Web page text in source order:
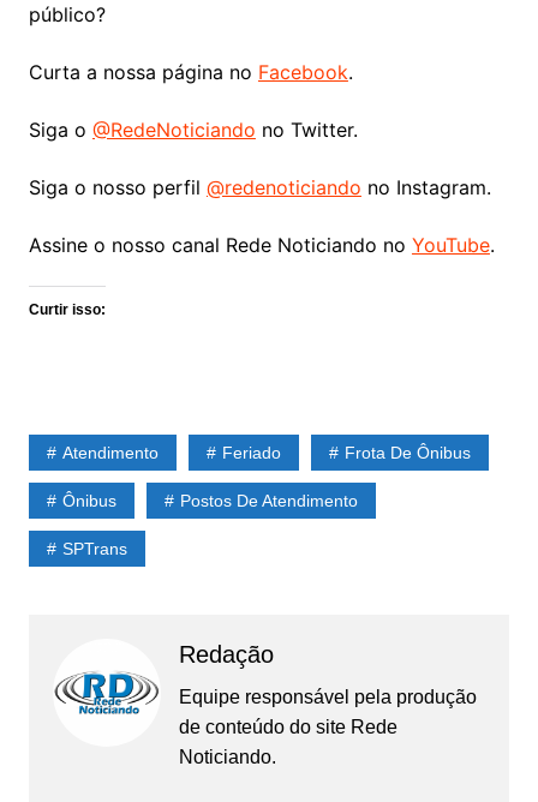
público?
Curta a nossa página no Facebook.
Siga o @RedeNoticiando no Twitter.
Siga o nosso perfil @redenoticiando no Instagram.
Assine o nosso canal Rede Noticiando no YouTube.
Curtir isso:
Atendimento Feriado Frota De Ônibus
Ônibus Postos De Atendimento
SPTrans
Redação
Equipe responsável pela produção
de conteúdo do site Rede
Noticiando.